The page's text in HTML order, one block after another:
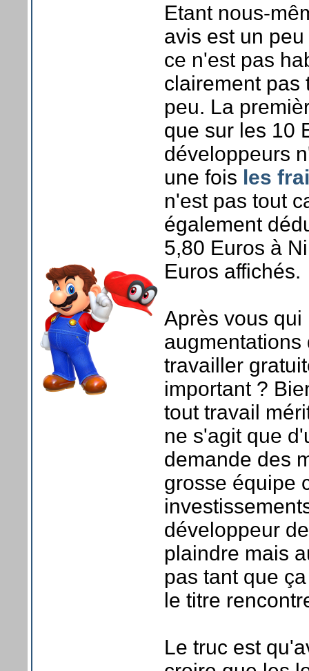
Etant nous-
avis est un
ce n'est pas
clairement pas
peu. La
que sur les 10
développeurs
une fois les
n'est pas tout
également
5,80 Euros à
Euros affichés.
Après vous qui
augmentations
travailler
important ?
tout travail
ne s'agit que
demande des
grosse équipe
développeur
plaindre mais
pas tant que
le titre
Le truc est